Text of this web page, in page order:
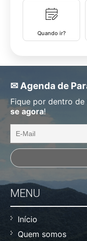
Quando ir?
✉ Agenda de
Fique por dentro
se agora!
MENU
Início
Quem somos